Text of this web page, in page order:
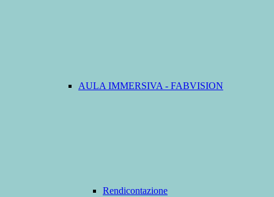
AULA IMMERSIVA - FABVISION
Rendicontazione